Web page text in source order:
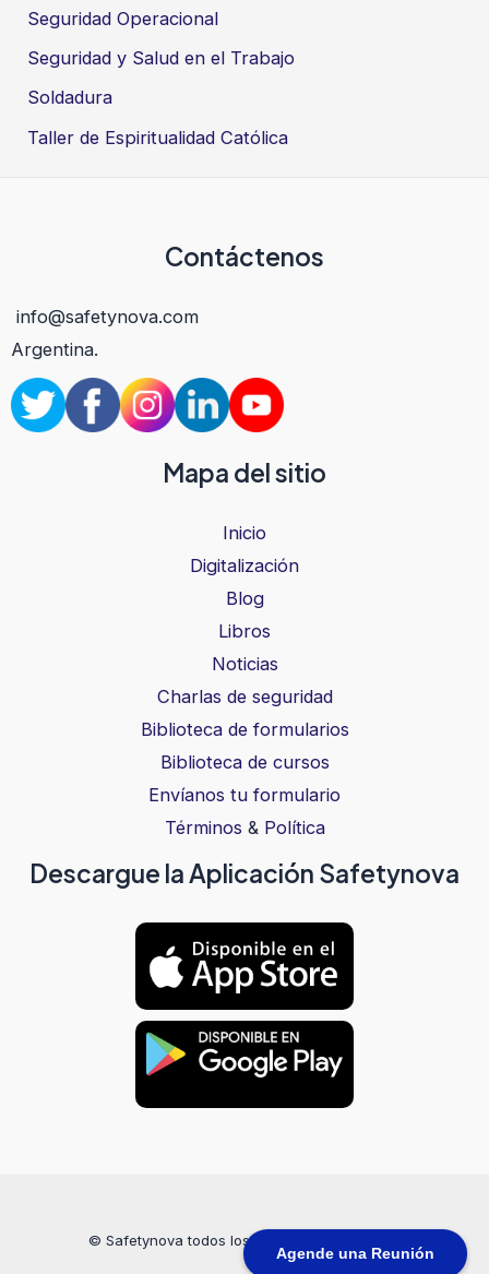
Agende una Reunión
Seguridad Operacional
Seguridad y Salud en el Trabajo
Soldadura
Taller de Espiritualidad Católica
Contáctenos
info@safetynova.com
Argentina.
Mapa del sitio
Inicio
Digitalización
Blog
Libros
Noticias
Charlas de seguridad
Biblioteca de formularios
Biblioteca de cursos
Envíanos tu formulario
Términos & Política
Descargue la Aplicación Safetynova
© Safetynova todos los derechos reservados